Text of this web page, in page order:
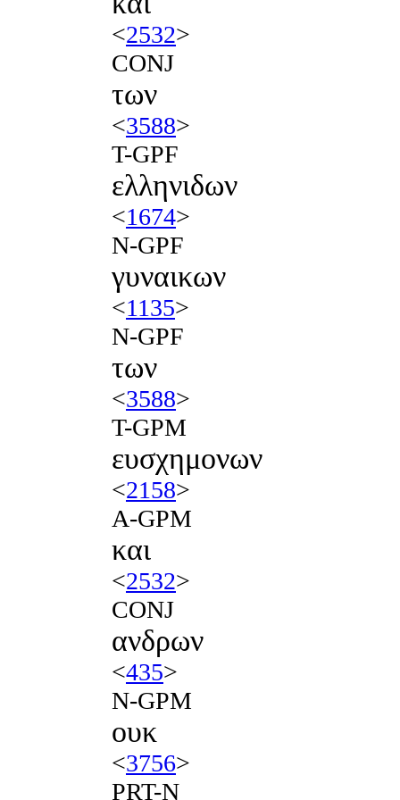
<2532>
CONJ
των
<3588>
T-GPF
ελληνιδων
<1674>
N-GPF
γυναικων
<1135>
N-GPF
των
<3588>
T-GPM
ευσχημονων
<2158>
A-GPM
και
<2532>
CONJ
ανδρων
<435>
N-GPM
ουκ
<3756>
PRT-N